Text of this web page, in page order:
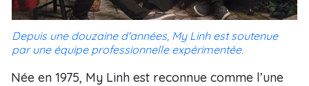
Depuis une douzaine d'années, My Linh est soutenue
par une équipe professionnelle expérimentée.
Née en 1975, My Linh est reconnue comme l’une